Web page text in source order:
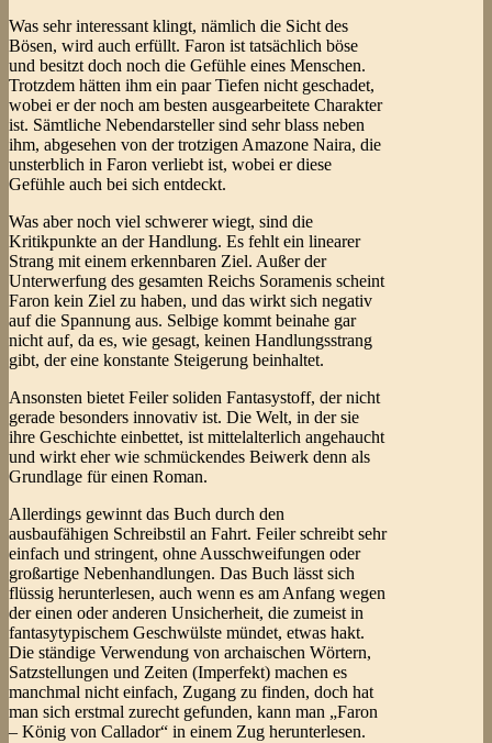
Was sehr interessant klingt, nämlich die Sicht des
Bösen, wird auch erfüllt. Faron ist tatsächlich böse
und besitzt doch noch die Gefühle eines Menschen.
Trotzdem hätten ihm ein paar Tiefen nicht geschadet,
wobei er der noch am besten ausgearbeitete Charakter
ist. Sämtliche Nebendarsteller sind sehr blass neben
ihm, abgesehen von der trotzigen Amazone Naira, die
unsterblich in Faron verliebt ist, wobei er diese
Gefühle auch bei sich entdeckt.
Was aber noch viel schwerer wiegt, sind die
Kritikpunkte an der Handlung. Es fehlt ein linearer
Strang mit einem erkennbaren Ziel. Außer der
Unterwerfung des gesamten Reichs Soramenis scheint
Faron kein Ziel zu haben, und das wirkt sich negativ
auf die Spannung aus. Selbige kommt beinahe gar
nicht auf, da es, wie gesagt, keinen Handlungsstrang
gibt, der eine konstante Steigerung beinhaltet.
Ansonsten bietet Feiler soliden Fantasystoff, der nicht
gerade besonders innovativ ist. Die Welt, in der sie
ihre Geschichte einbettet, ist mittelalterlich angehaucht
und wirkt eher wie schmückendes Beiwerk denn als
Grundlage für einen Roman.
Allerdings gewinnt das Buch durch den
ausbaufähigen Schreibstil an Fahrt. Feiler schreibt sehr
einfach und stringent, ohne Ausschweifungen oder
großartige Nebenhandlungen. Das Buch lässt sich
flüssig herunterlesen, auch wenn es am Anfang wegen
der einen oder anderen Unsicherheit, die zumeist in
fantasytypischem Geschwülste mündet, etwas hakt.
Die ständige Verwendung von archaischen Wörtern,
Satzstellungen und Zeiten (Imperfekt) machen es
manchmal nicht einfach, Zugang zu finden, doch hat
man sich erstmal zurecht gefunden, kann man „Faron
– König von Callador“ in einem Zug herunterlesen.